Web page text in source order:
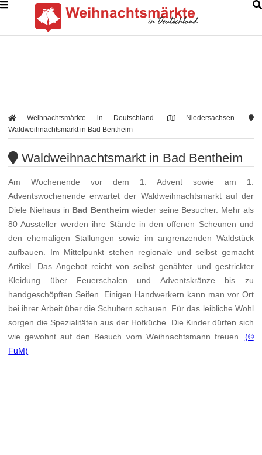
Weihnachtsmärkte in Deutschland
Niedersachsen
Waldweihnachtsmarkt in Bad Bentheim
Waldweihnachtsmarkt in Bad Bentheim
Am Wochenende vor dem 1. Advent sowie am 1.
Adventswochenende erwartet der Waldweihnachtsmarkt auf der
Diele Niehaus in Bad Bentheim wieder seine Besucher. Mehr als
80 Aussteller werden ihre Stände in den offenen Scheunen und
den ehemaligen Stallungen sowie im angrenzenden Waldstück
aufbauen. Im Mittelpunkt stehen regionale und selbst gemacht
Artikel. Das Angebot reicht von selbst genähter und gestrickter
Kleidung über Feuerschalen und Adventskränze bis zu
handgeschöpften Seifen. Einigen Handwerkern kann man vor Ort
bei ihrer Arbeit über die Schultern schauen. Für das leibliche Wohl
sorgen die Spezialitäten aus der Hofküche. Die Kinder dürfen sich
wie gewohnt auf den Besuch vom Weihnachtsmann freuen. (©
FuM)